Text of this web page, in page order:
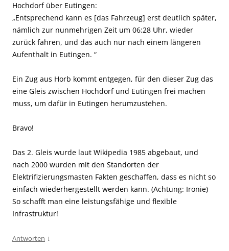
Hochdorf über Eutingen:
„Entsprechend kann es [das Fahrzeug] erst deutlich später,
nämlich zur nunmehrigen Zeit um 06:28 Uhr, wieder
zurück fahren, und das auch nur nach einem längeren
Aufenthalt in Eutingen. “
Ein Zug aus Horb kommt entgegen, für den dieser Zug das
eine Gleis zwischen Hochdorf und Eutingen frei machen
muss, um dafür in Eutingen herumzustehen.
Bravo!
Das 2. Gleis wurde laut Wikipedia 1985 abgebaut, und
nach 2000 wurden mit den Standorten der
Elektrifizierungsmasten Fakten geschaffen, dass es nicht so
einfach wiederhergestellt werden kann. (Achtung: Ironie)
So schafft man eine leistungsfähige und flexible
Infrastruktur!
Antworten ↓